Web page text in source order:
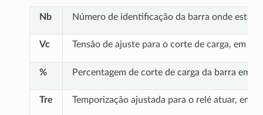
Nb Número de identificação da barra onde está
Vc Tensão de ajuste para o corte de carga, em
% Percentagem de corte de carga da barra em
Tre Temporização ajustada para o relé atuar, em